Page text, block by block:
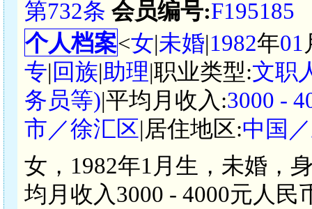
第732条 会员编号:F195185
个人档案<女|未婚|1982年01
专|回族|助理|职业类型:文职
务员等)|平均月收入:3000 -
市／徐汇区|居住地区:中国
女，1982年1月生，未婚，
均月收入3000 - 4000元人